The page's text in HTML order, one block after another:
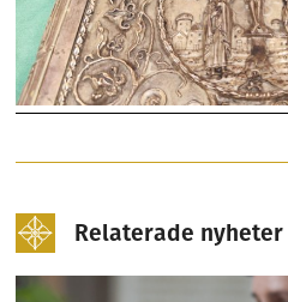
Relaterade nyheter